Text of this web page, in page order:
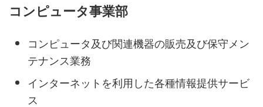
コンピュータ事業部
コンピュータ及び関連機器の販売及び保守メン
テナンス業務
インターネットを利用した各種情報提供サービ
ス